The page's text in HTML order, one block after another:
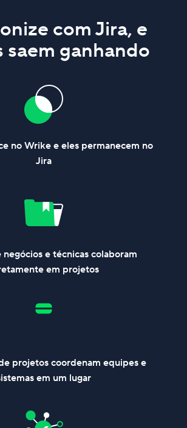
com Jira, e
saem ganhando
no Wrike e eles permanecem no
Jira
e técnicas colaboram
em projetos
projetos coordenam equipes e
em um lugar